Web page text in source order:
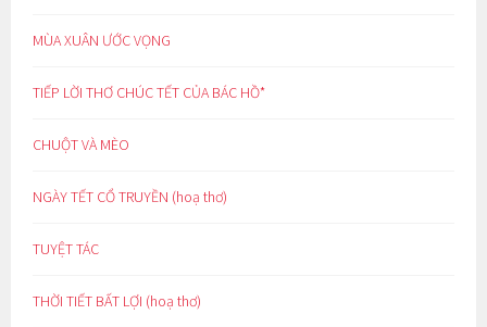
MÙA XUÂN ƯỚC VỌNG
TIẾP LỜI THƠ CHÚC TẾT CỦA BÁC HỒ*
CHUỘT VÀ MÈO
NGÀY TẾT CỔ TRUYỀN (hoạ thơ)
TUYỆT TÁC
THỜI TIẾT BẤT LỢI (hoạ thơ)